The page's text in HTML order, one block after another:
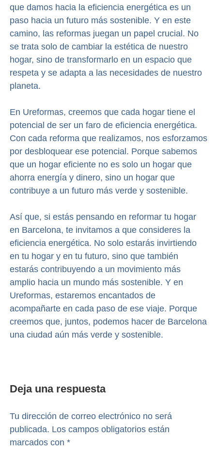
que damos hacia la eficiencia energética es un
paso hacia un futuro más sostenible. Y en este
camino, las reformas juegan un papel crucial. No
se trata solo de cambiar la estética de nuestro
hogar, sino de transformarlo en un espacio que
respeta y se adapta a las necesidades de nuestro
planeta.
En Ureformas, creemos que cada hogar tiene el
potencial de ser un faro de eficiencia energética.
Con cada reforma que realizamos, nos esforzamos
por desbloquear ese potencial. Porque sabemos
que un hogar eficiente no es solo un hogar que
ahorra energía y dinero, sino un hogar que
contribuye a un futuro más verde y sostenible.
Así que, si estás pensando en reformar tu hogar
en Barcelona, te invitamos a que consideres la
eficiencia energética. No solo estarás invirtiendo
en tu hogar y en tu futuro, sino que también
estarás contribuyendo a un movimiento más
amplio hacia un mundo más sostenible. Y en
Ureformas, estaremos encantados de
acompañarte en cada paso de ese viaje. Porque
creemos que, juntos, podemos hacer de Barcelona
una ciudad aún más verde y sostenible.
Deja una respuesta
Tu dirección de correo electrónico no será
publicada. Los campos obligatorios están
marcados con *